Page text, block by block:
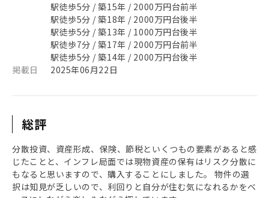
駅徒歩5分 / 築15年 / 2000万円台前半
駅徒歩5分 / 築18年 / 2000万円台後半
駅徒歩5分 / 築13年 / 1000万円台後半
駅徒歩7分 / 築17年 / 2000万円台前半
駅徒歩5分 / 築14年 / 2000万円台後半
掲載日
2025年06月22日
総評
分散投資、資産形成、保険、節税といくつもの要素があると感
じたことと、インフレ局面では現物資産の保有はリスク分散に
もなると思いますので、購入することにしました。 物件の選
択は知見が乏しいので、利回りと自分が住む気になれるかをベ